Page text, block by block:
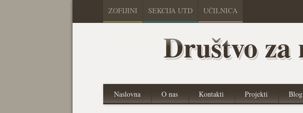
ZOFIJINI SEKCIJA UTD UČILNICA
Društvo
Naslovna O nas Kontakti Projekti